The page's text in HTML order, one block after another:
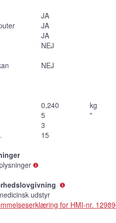
JA
JA
JA
NEJ
NEJ
0,240
kg
5
"
3
15
udstyr
for HMI-nr.